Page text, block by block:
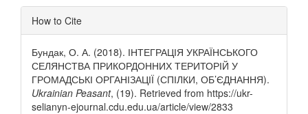
Article
Details
How to Cite
Бундак, О. А. (2018). ІНТЕГРАЦІЯ УКРАЇНСЬКОГО
СЕЛЯНСТВА ПРИКОРДОННИХ ТЕРИТОРІЙ У
ГРОМАДСЬКІ ОРГАНІЗАЦІЇ (СПІЛКИ, ОБ’ЄДНАННЯ).
Ukrainian Peasant, (19). Retrieved from https://ukr-
selianyn-ejournal.cdu.edu.ua/article/view/2833